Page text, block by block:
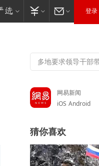
登录
网易新闻
iOS Android
猜你喜欢